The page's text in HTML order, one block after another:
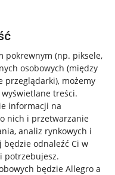
pokrewnym (np. piksele,
osobowych (między
przeglądarki), możemy
treści.
informacji na
nich i przetwarzanie
analiz rynkowych i
będzie odnaleźć Ci w
potrzebujesz.
będzie Allegro a